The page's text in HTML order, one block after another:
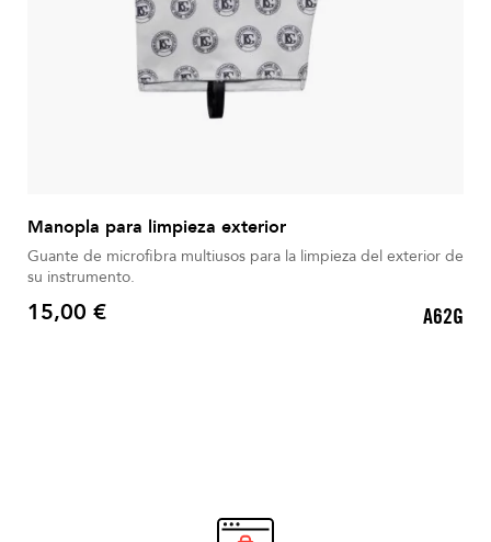
Manopla para limpieza exterior
Guante de microfibra multiusos para la limpieza del exterior de
su instrumento.
Precio
15,00 € A62G